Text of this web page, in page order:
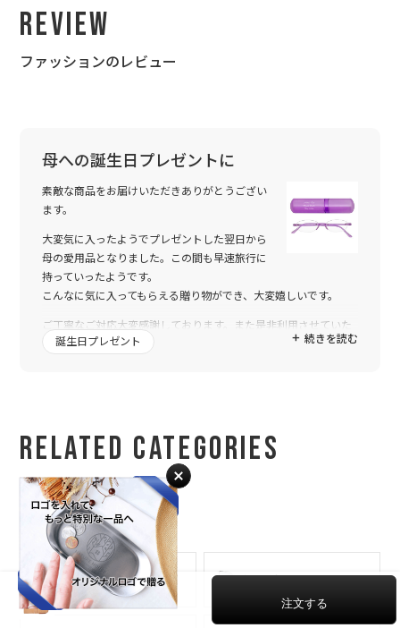
Review
ファッションのレビュー
母への誕生日プレゼントに
素敵な商品をお届けいただきありがとうござい
ます。
大変気に入ったようでプレゼントした翌日から
母の愛用品となりました。この間も早速旅行に
持っていったようです。
こんなに気に入ってもらえる贈り物ができ、大変嬉しいです。
ご丁寧なご対応大変感謝しております。また是非利用させていた
だきます。
続きを読む
誕生日プレゼント
Related Categories
関連カテゴリー
ファッション
カードケース
キャメル
8,800